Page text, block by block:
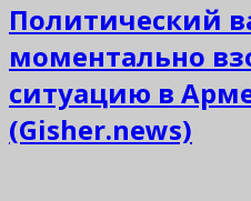
Политический
моментально
ситуацию в
(Gisher.news)